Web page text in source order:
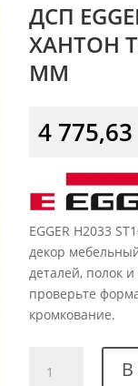
ДСП
ХАНТОН
ММ
4 775,63
EGGER H2033
декор
деталей, полок
проверьте
кромкование.
товара
В